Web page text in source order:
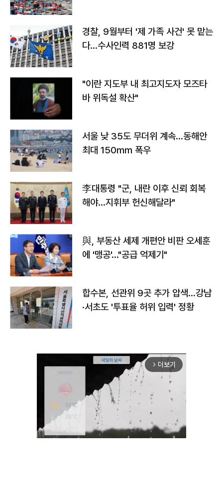
경찰, 9월부터 '제 가족 사건' 못 맡는
다…수사인력 881명 보강
"이란 지도부 내 최고지도자 모즈타
바 위독설 확산"
서울 낮 35도 무더위 계속…동해안
최대 150㎜ 폭우
李대통령 "군, 내란 이후 신뢰 회복
해야…지휘부 헌신해달라"
與, 부동산 세제 개편안 비판 오세훈
에 '맹공'…"공급 억제기"
합수본, 선관위 9곳 추가 압색…강남
·서초도 '투표율 허위 입력' 정황
arrow_forward_ios 더보기